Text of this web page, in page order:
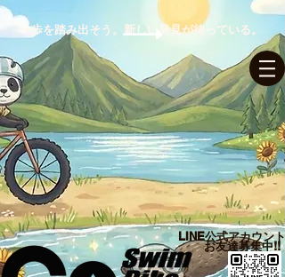
ログイン
一歩を踏み出そう。新しい発見が待っている。
LINE公式アカウント​
お友達募集中!!